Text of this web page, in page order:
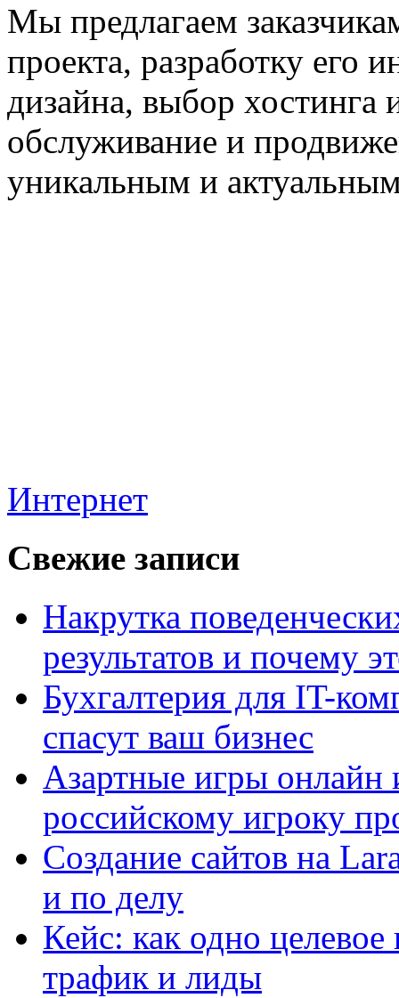
Мы предлагаем
проекта, разработку его
дизайна, выбор хостинга
обслуживание и
уникальным и
Интернет
Свежие записи
Накрутка
результатов и почему
Бухгалтерия для IT-
спасут ваш бизнес
Азартные игры онлайн
российскому игроку
Создание сайтов на
и по делу
Кейс: как одно
трафик и лиды